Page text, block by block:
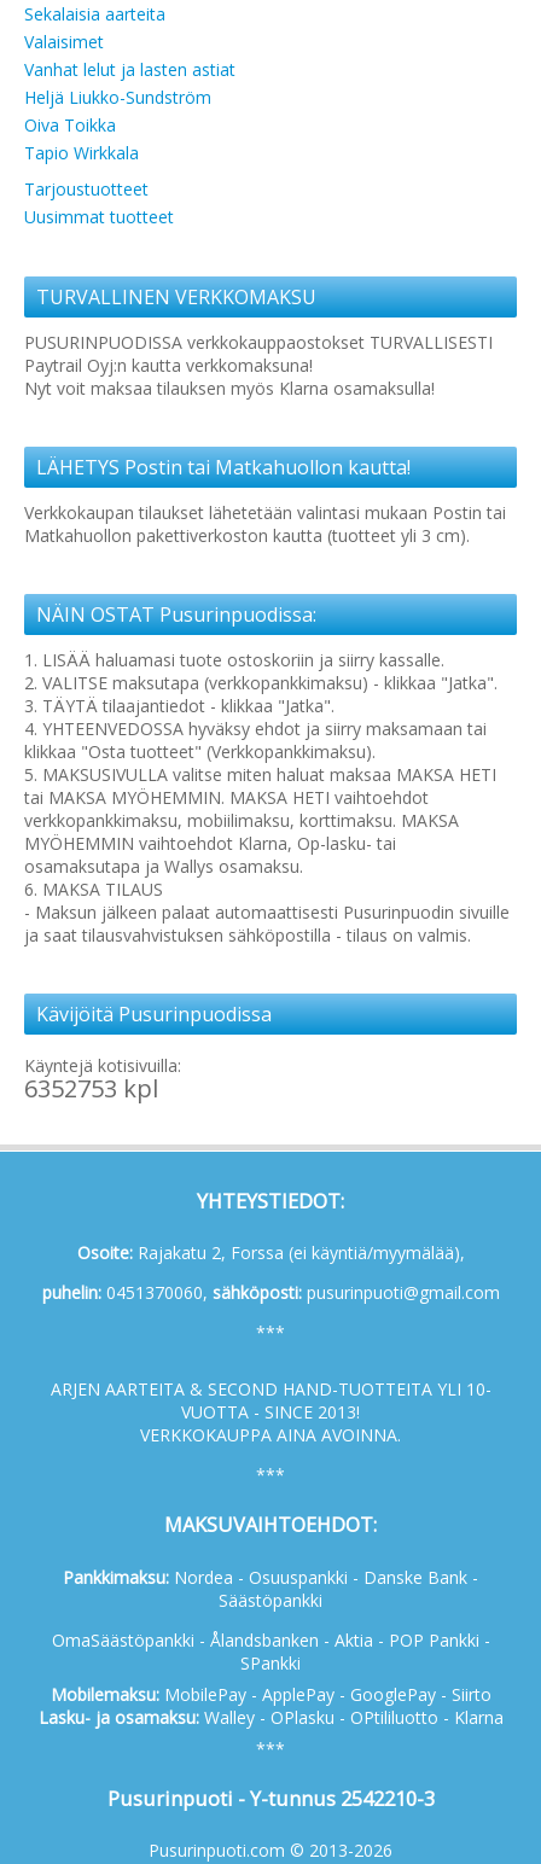
Sekalaisia aarteita
Valaisimet
Vanhat lelut ja lasten astiat
Heljä Liukko-Sundström
Oiva Toikka
Tapio Wirkkala
Tarjoustuotteet
Uusimmat tuotteet
TURVALLINEN VERKKOMAKSU
PUSURINPUODISSA verkkokauppaostokset TURVALLISESTI
Paytrail Oyj:n kautta verkkomaksuna!
Nyt voit maksaa tilauksen myös Klarna osamaksulla!
LÄHETYS Postin tai Matkahuollon kautta!
Verkkokaupan tilaukset lähetetään valintasi mukaan Postin tai
Matkahuollon pakettiverkoston kautta (tuotteet yli 3 cm).
NÄIN OSTAT Pusurinpuodissa:
1. LISÄÄ haluamasi tuote ostoskoriin ja siirry kassalle.
2. VALITSE maksutapa (verkkopankkimaksu) - klikkaa "Jatka".
3. TÄYTÄ tilaajantiedot - klikkaa "Jatka".
4. YHTEENVEDOSSA hyväksy ehdot ja siirry maksamaan tai
klikkaa "Osta tuotteet" (Verkkopankkimaksu).
5. MAKSUSIVULLA valitse miten haluat maksaa MAKSA HETI
tai MAKSA MYÖHEMMIN. MAKSA HETI vaihtoehdot
verkkopankkimaksu, mobiilimaksu, korttimaksu. MAKSA
MYÖHEMMIN vaihtoehdot Klarna, Op-lasku- tai
osamaksutapa ja Wallys osamaksu.
6. MAKSA TILAUS
- Maksun jälkeen palaat automaattisesti Pusurinpuodin sivuille
ja saat tilausvahvistuksen sähköpostilla - tilaus on valmis.
Kävijöitä Pusurinpuodissa
Käyntejä kotisivuilla:
6352753 kpl
YHTEYSTIEDOT:
Osoite:Rajakatu 2, Forssa (ei käyntiä/myymälää),
puhelin:0451370060, sähköposti:pusurinpuoti@gmail.com
***
ARJEN AARTEITA & SECOND HAND-TUOTTEITA YLI 10-
VUOTTA - SINCE 2013!
VERKKOKAUPPA AINA AVOINNA.
***
MAKSUVAIHTOEHDOT:
Pankkimaksu: Nordea - Osuuspankki - Danske Bank -
Säästöpankki
OmaSäästöpankki - Ålandsbanken - Aktia - POP Pankki -
SPankki
Mobilemaksu:MobilePay - ApplePay - GooglePay - Siirto
Lasku- ja osamaksu:Walley - OPlasku - OPtililuotto - Klarna
***
Pusurinpuoti - Y-tunnus 2542210-3
Pusurinpuoti.com © 2013-2026